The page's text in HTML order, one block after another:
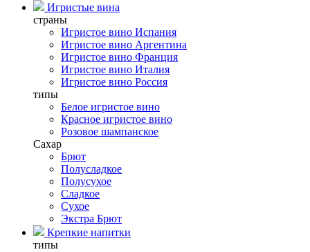
Игристые вина
страны
Игристое вино Испания
Игристое вино Аргентина
Игристое вино Франция
Игристое вино Италия
Игристое вино Россия
типы
Белое игристое вино
Красное игристое вино
Розовое шампанское
Сахар
Брют
Полусладкое
Полусухое
Сладкое
Сухое
Экстра Брют
Крепкие напитки
типы